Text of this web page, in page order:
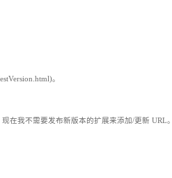
。
在我不需要发布新版本的扩展来添加/更新 URL。